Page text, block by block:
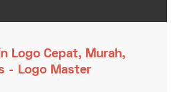
Logo Cepat, Murah,
- Logo Master